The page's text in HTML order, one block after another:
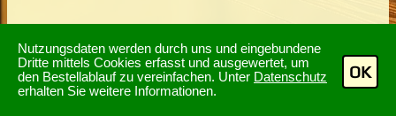
Nutzungsdaten werden durch uns und eingebundene
Dritte mittels Cookies erfasst und ausgewertet, um
den Bestellablauf zu vereinfachen. Unter Datenschutz
erhalten Sie weitere Informationen.
OK